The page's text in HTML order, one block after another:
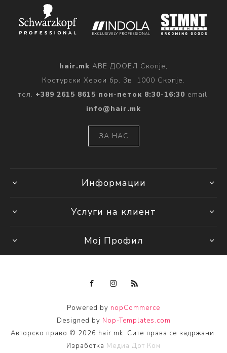
hair.mk АВЕ ДООЕЛ Скопје,
Костурски Херои бр. 3в, 1000 Скопје.
тел. +389 2615 8615 пон-петок 8:30-16:30 email:
info@hair.mk
ЗА НАС
Информации
Услуги на клиент
Мој Профил
Powered by nopCommerce
Designed by Nop-Templates.com
Авторско право © 2026 hair.mk. Сите права се задржани.
Изработка Медиа Дот Ком